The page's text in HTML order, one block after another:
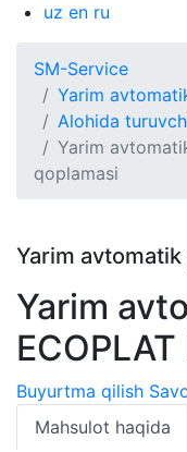
uz en ru
SM-Service
Yarim
Alohida
Yarim
qoplamasi
Yarim
Yarim
Buyurtma qilish
Mahsulot haqida